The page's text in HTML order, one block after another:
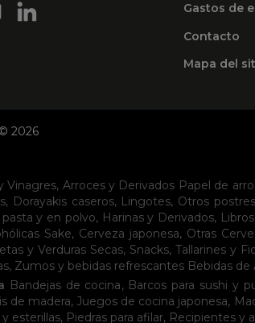
Gastos de
Contacto
Mapa del
2026
Vinagres, Arroces y Derivados Papel de
, Dorayakis caseros, Lingotes, Otros
y en polvo, Harinas y Derivados,
Sake, Cerveza japonesa, Otras
y Verduras Secas, Snacks,Tallarines y
, Zumos y bebidas refrescantes Bebidas de
Bandejas de cocina, Barcos para sushi y
de madera, Juegos de cocina japonesa,
esterillas, Piedras para afilar, Recipientes y